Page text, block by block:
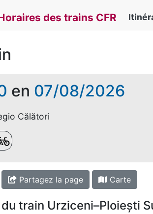
des trains CFR
en 07/08/2026
Călători
a 2-a
Biciclete
Partagez la page Carte
train Urziceni–Ploiești